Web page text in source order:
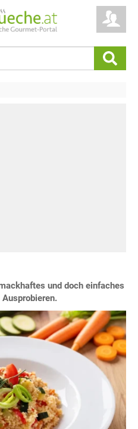
und doch einfaches